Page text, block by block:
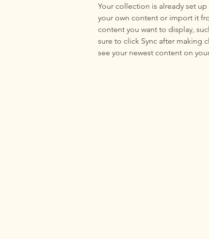
Your collection is already set
your own content or import it
content you want to display,
sure to click Sync after making
see your newest content on